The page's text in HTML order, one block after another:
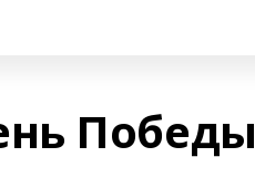
Победы